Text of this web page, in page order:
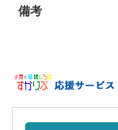
備考